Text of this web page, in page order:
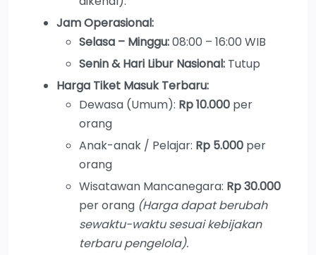
Jam Operasional:
Selasa – Minggu:08:00 – 16:00 WIB
Senin & Hari Libur Nasional: Tutup
Harga Tiket Masuk Terbaru:
Dewasa (Umum): Rp 10.000 per
orang
Anak-anak / Pelajar: Rp 5.000 per
orang
Wisatawan Mancanegara: Rp 30.000
per orang (Harga dapat berubah
sewaktu-waktu sesuai kebijakan
terbaru pengelola).